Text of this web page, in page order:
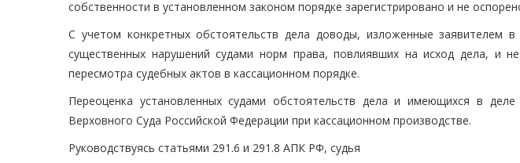
собственности в установленном законом порядке зарегистрировано и не
С учетом конкретных обстоятельств дела доводы, изложенные заявителем
существенных нарушений судами норм права, повлиявших на исход дела, и
пересмотра судебных актов в кассационном порядке.
Переоценка установленных судами обстоятельств дела и имеющихся в
Верховного Суда Российской Федерации при кассационном производстве.
Руководствуясь статьями 291.6 и 291.8 АПК РФ, судья